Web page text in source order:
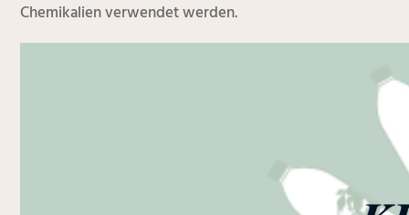
Chemikalien verwendet werden.